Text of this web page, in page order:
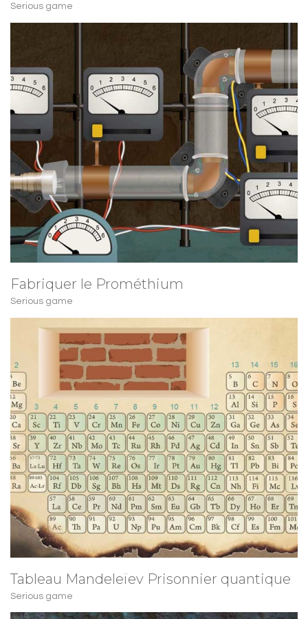
Serious game
Fabriquer le Prométhium
Serious game
Tableau Mandeleïev Prisonnier quantique
Serious game